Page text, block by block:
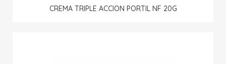
CREMA TRIPLE ACCION PORTIL NF 20G